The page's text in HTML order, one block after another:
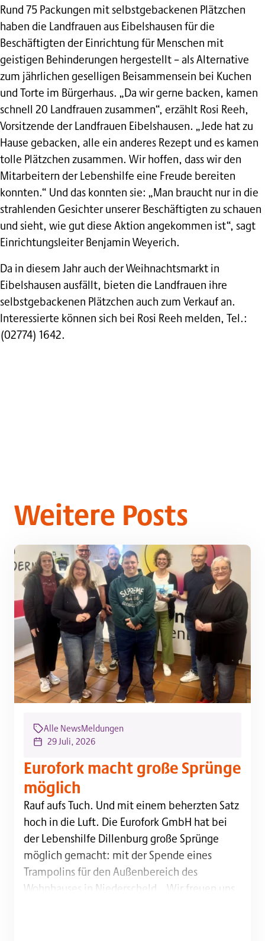
Rund 75 Packungen mit selbstgebackenen Plätzchen
haben die Landfrauen aus Eibelshausen für die
Beschäftigten der Einrichtung für Menschen mit
geistigen Behinderungen hergestellt – als Alternative
zum jährlichen geselligen Beisammensein bei Kuchen
und Torte im Bürgerhaus. „Da wir gerne backen, kamen
schnell 20 Landfrauen zusammen“, erzählt Rosi Reeh,
Vorsitzende der Landfrauen Eibelshausen. „Jede hat zu
Hause gebacken, alle ein anderes Rezept und es kamen
tolle Plätzchen zusammen. Wir hoffen, dass wir den
Mitarbeitern der Lebenshilfe eine Freude bereiten
konnten.“ Und das konnten sie: „Man braucht nur in die
strahlenden Gesichter unserer Beschäftigten zu schauen
und sieht, wie gut diese Aktion angekommen ist“, sagt
Einrichtungsleiter Benjamin Weyerich.
Da in diesem Jahr auch der Weihnachtsmarkt in
Eibelshausen ausfällt, bieten die Landfrauen ihre
selbstgebackenen Plätzchen auch zum Verkauf an.
Interessierte können sich bei Rosi Reeh melden, Tel.:
(02774) 1642.
Weitere Posts
Alle NewsMeldungen
29 Juli, 2026
Eurofork macht große Sprünge
möglich
Rauf aufs Tuch. Und mit einem beherzten Satz
Rauf aufs Tuch. Und mit einem beherzten Satz
hoch in die Luft. Die Eurofork GmbH hat bei
der Lebenshilfe Dillenburg große Sprünge
möglich gemacht: mit der Spende eines
Trampolins für den Außenbereich des
Wohnhauses in Niederscheld. „Wir freuen uns